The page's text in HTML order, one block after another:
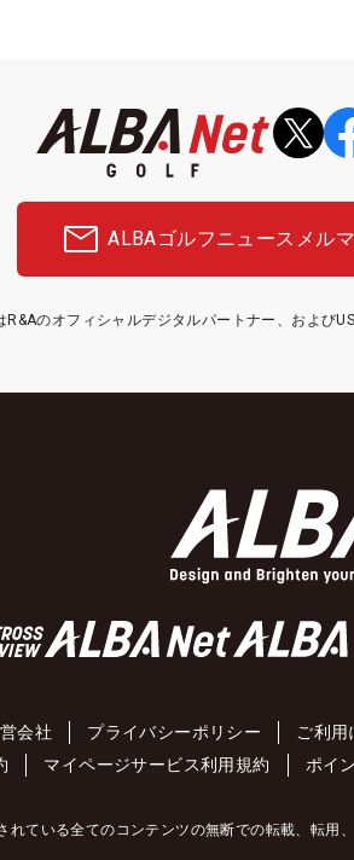
ALBAゴルフニュース メル
R&Aのオフィシャルデジタルパートナー、および
会社 プライバシーポリシー ご利用
マイページサービス利用規約 ポイ
れている全てのコンテンツの無断での転載、転用